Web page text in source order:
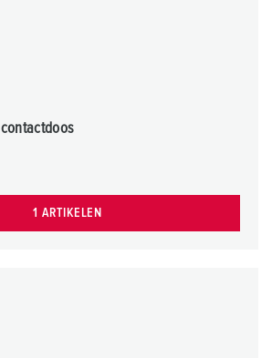
1 ARTIKELEN